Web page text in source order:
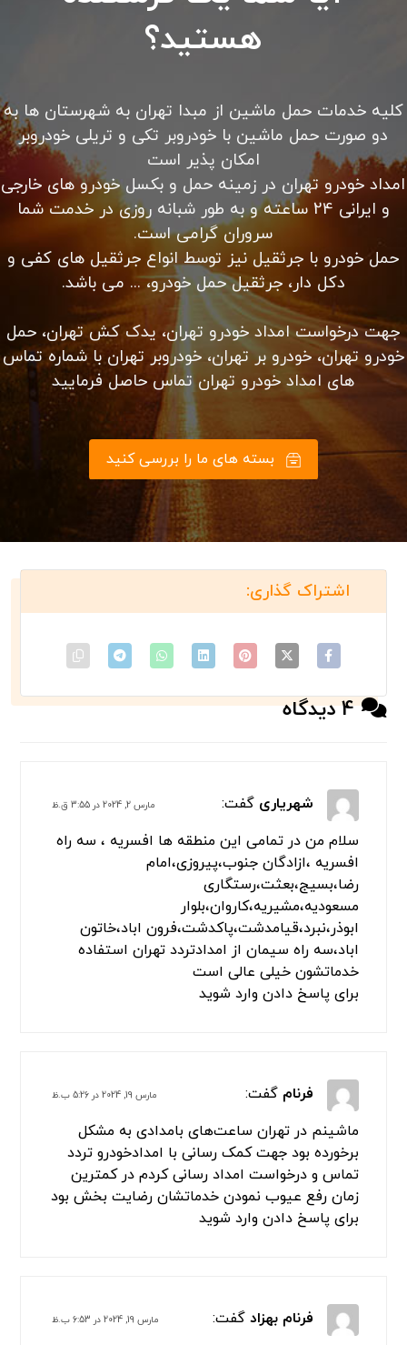
هستید؟
کلیه خدمات حمل ماشین از مبدا تهران به شهرستان ها به
دو صورت حمل ماشین با خودروبر تکی و تریلی خودروبر
امکان پذیر است
امداد خودرو تهران در زمینه حمل و بکسل خودرو های خارجی
و ایرانی 24 ساعته و به طور شبانه روزی در خدمت شما
سروران گرامی است.
حمل خودرو با جرثقیل نیز توسط انواع جرثقیل های کفی و
دکل دار، جرثقیل حمل خودرو، ... می باشد.
جهت درخواست امداد خودرو تهران، یدک کش تهران، حمل
خودرو تهران، خودرو بر تهران، خودروبر تهران با شماره تماس
های امداد خودرو تهران تماس حاصل فرمایید
بسته های ما را بررسی کنید
4 دیدگاه
شهریاری گفت: مارس 2, 2024 در 3:55 ق.ظ
سلام من در تمامی این منطقه ها افسریه ، سه راه
افسریه ،ازادگان جنوب،پیروزی،امام
رضا،بسیج،بعثت،رستگاری
مسعودیه،مشیریه،کاروان،بلوار
ابوذر،نبرد،قیامدشت،پاکدشت،فرون اباد،خاتون
اباد،سه راه سیمان از امدادتردد تهران استفاده
خدماتشون خیلی عالی است
برای پاسخ دادن وارد شوید
فرنام گفت: مارس 19, 2024 در 5:26 ب.ظ
ماشینم در تهران ساعت‌های بامدادی به مشکل
برخورده بود جهت کمک رسانی با امدادخودرو تردد
تماس و درخواست امداد رسانی کردم در کمترین
زمان رفع عیوب نمودن خدماتشان رضایت بخش بود
برای پاسخ دادن وارد شوید
فرنام بهزاد گفت: مارس 19, 2024 در 6:53 ب.ظ